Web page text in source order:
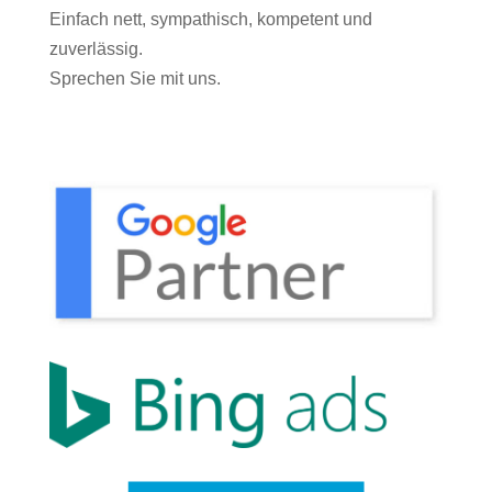
Einfach nett, sympathisch, kompetent und
zuverlässig.
Sprechen Sie mit uns.